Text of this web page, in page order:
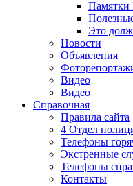
Это
Новости
Объявления
Видео
Видео
Справочная
Правила сайта
4 Отдел
Телефоны
Экстренные
Телефоны
Контакты